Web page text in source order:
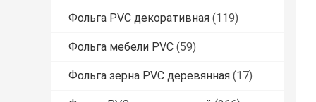
Фольга PVC декоративная (119)
Фольга мебели PVC (59)
Фольга зерна PVC деревянная (17)